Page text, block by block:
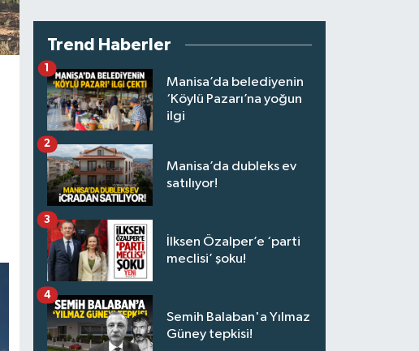
Trend Haberler
Manisa’da belediyenin
‘Köylü Pazarı’na yoğun
ilgi
1
Manisa’da dubleks ev
satılıyor!
2
İlksen Özalper’e ‘parti
meclisi’ şoku!
3
Semih Balaban'a Yılmaz
Güney tepkisi!
4